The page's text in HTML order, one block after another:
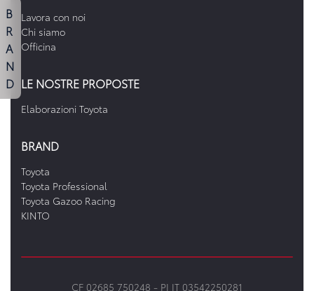
Lavora con noi
Chi siamo
Officina
LE NOSTRE PROPOSTE
Elaborazioni Toyota
BRAND
Toyota
Toyota Professional
Toyota Gazoo Racing
KINTO
CF 02685 750248 - PI IT 03542250281
B
R
A
N
D